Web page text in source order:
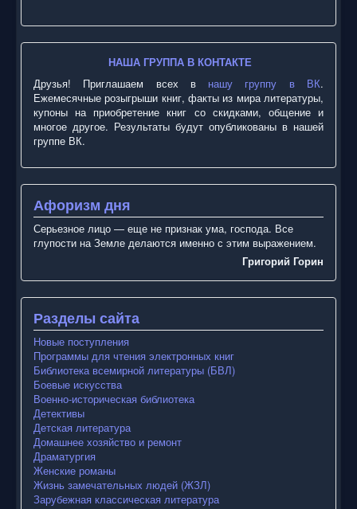
НАША ГРУППА В КОНТАКТЕ
Друзья! Приглашаем всех в нашу группу в ВК.
Ежемесячные розыгрыши книг, факты из мира литературы,
купоны на приобретение книг со скидками, общение и
многое другое. Результаты будут опубликованы в нашей
группе ВК.
Афоризм дня
Серьезное лицо — еще не признак ума, господа. Все
глупости на Земле делаются именно с этим выражением.
Григорий Горин
Разделы сайта
Новые поступления
Программы для чтения электронных книг
Библиотека всемирной литературы (БВЛ)
Боевые искусства
Военно-историческая библиотека
Детективы
Детская литература
Домашнее хозяйство и ремонт
Драматургия
Женские романы
Жизнь замечательных людей (ЖЗЛ)
Зарубежная классическая литература